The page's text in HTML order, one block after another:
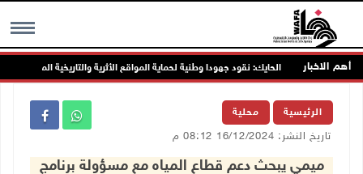
MENU أهم الاخبار الحايك: نقود جهودا وطنية لحماية المواقع الأثرية والتاريخية المهددة بالخطر
الرئيسية محلية
تاريخ النشر: 16/12/2024 08:12 م
ميمي يبحث دعم قطاع المياه مع مسؤولة برنامج